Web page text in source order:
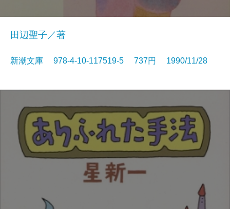
田辺聖子／著
新潮文庫 978-4-10-117519-5 737円 1990/11/28